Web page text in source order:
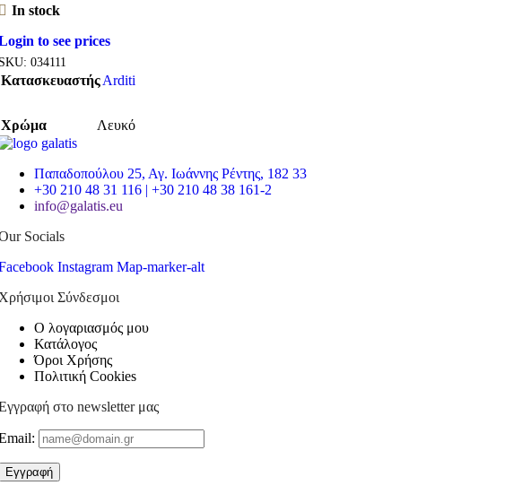
In stock
to see prices
034111
ΚατασκευαστήςArditi
Χρώμα Λευκό
Παπαδοπούλου 25, Αγ. Ιωάννης Ρέντης, 182 33
+30 210 48 31 116 | +30 210 48 38 161-2
info@galatis.eu
Socials
Instagram Map-marker-alt
Σύνδεσμοι
Ο λογαριασμός μου
Κατάλογος
Όροι Χρήσης
Πολιτική Cookies
στο newsletter μας